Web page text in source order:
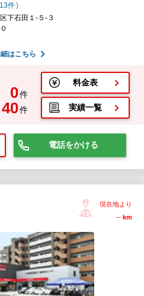
13件)
下石田１-５-３
はこちら
0件
40件
料金表
実績一覧
電話をかける
現在地より
-- km